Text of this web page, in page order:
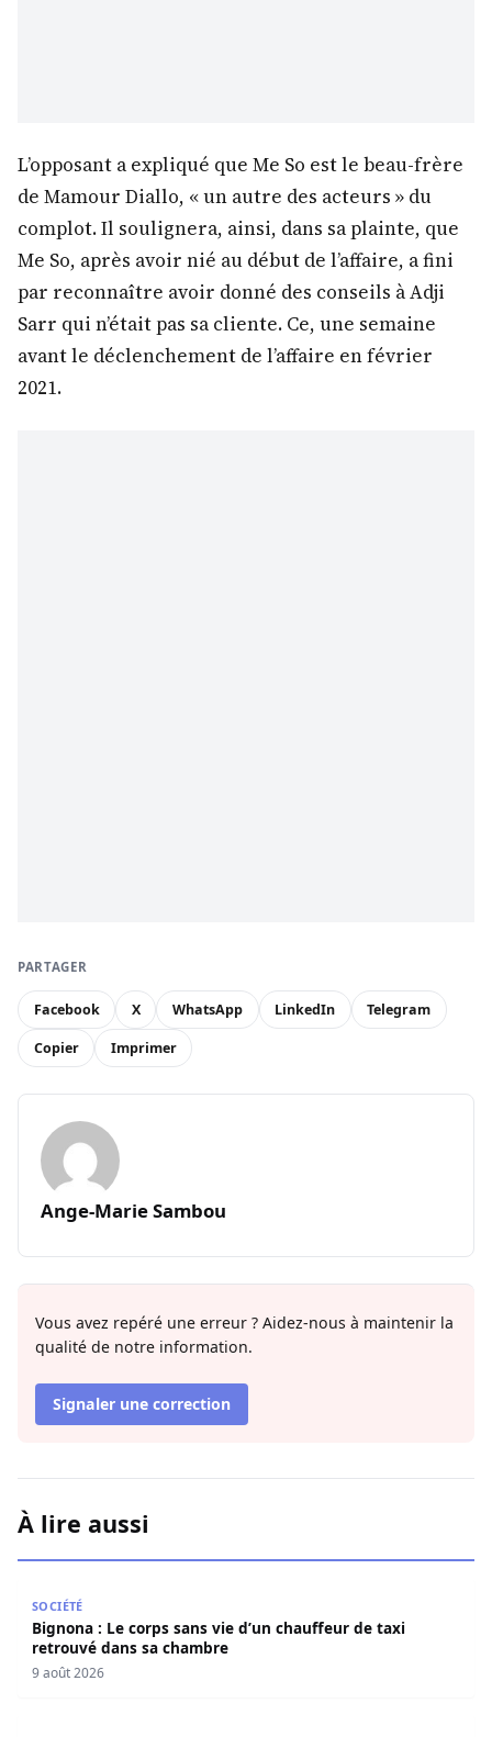
L’opposant a expliqué que Me So est le beau-frère
de Mamour Diallo, « un autre des acteurs » du
complot. Il soulignera, ainsi, dans sa plainte, que
Me So, après avoir nié au début de l’affaire, a fini
par reconnaître avoir donné des conseils à Adji
Sarr qui n’était pas sa cliente. Ce, une semaine
avant le déclenchement de l’affaire en février
2021.
PARTAGER
Facebook X WhatsApp LinkedIn Telegram
Copier Imprimer
Ange-Marie Sambou
Vous avez repéré une erreur ? Aidez-nous à maintenir la
qualité de notre information.
Signaler une correction
À lire aussi
SOCIÉTÉ
Bignona : Le corps sans vie d’un chauffeur de taxi
retrouvé dans sa chambre
9 août 2026